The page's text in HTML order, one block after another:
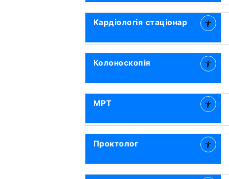
Кардіологія стаціонар
Колоноскопія
МРТ
Проктолог